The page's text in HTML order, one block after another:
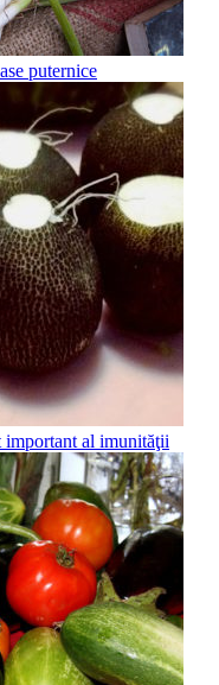
puternice
important al imunităţii